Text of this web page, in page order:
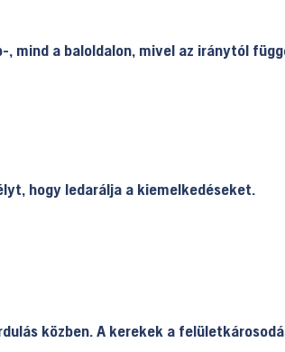
mind a baloldalon, mivel az iránytól
hogy ledarálja a kiemelkedéseket.
közben. A kerekek a